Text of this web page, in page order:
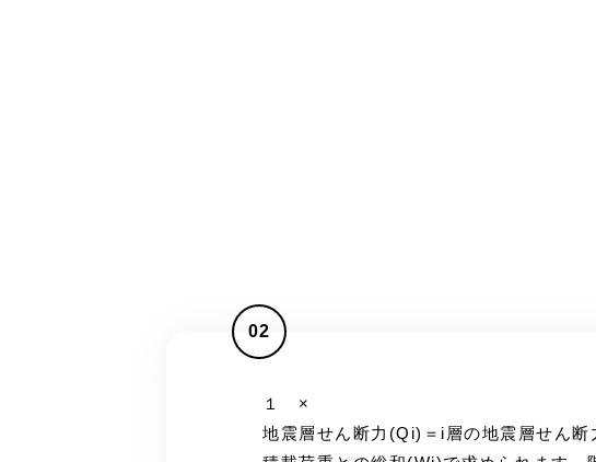
02
１ ×
地震層せん断力(Qi)＝i層の地震層せん